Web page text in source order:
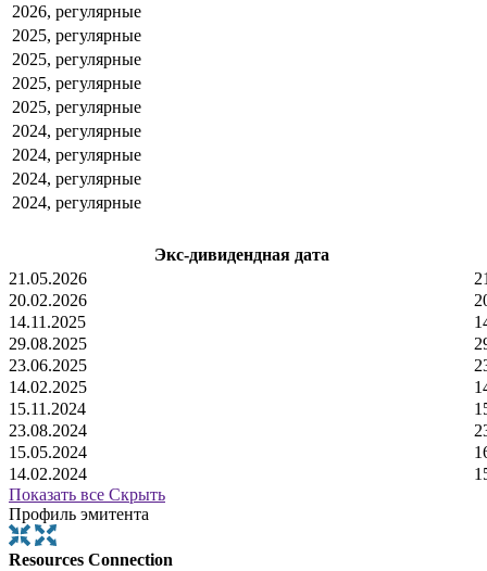
2026, регулярные
2025, регулярные
2025, регулярные
2025, регулярные
2025, регулярные
2024, регулярные
2024, регулярные
2024, регулярные
2024, регулярные
Экс-дивидендная дата
21.05.2026
20.02.2026
14.11.2025
29.08.2025
23.06.2025
14.02.2025
15.11.2024
23.08.2024
15.05.2024
14.02.2024
Показать все Скрыть
Профиль эмитента
Resources Connection